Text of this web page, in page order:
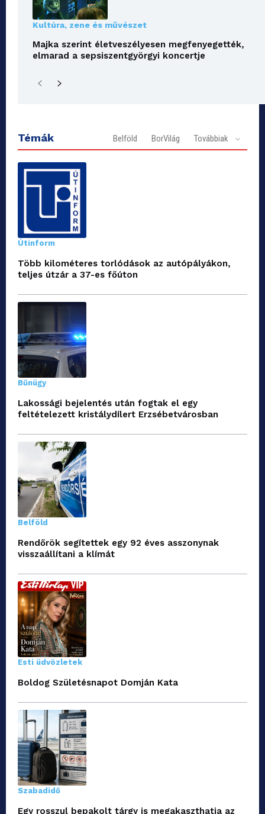
Kultúra, zene és művészet
Majka szerint életveszélyesen megfenyegették,
elmarad a sepsiszentgyörgyi koncertje
Témák Belföld BorVilág Továbbiak
Útinform
Több kilométeres torlódások az autópályákon,
teljes útzár a 37-es főúton
Bűnügy
Lakossági bejelentés után fogtak el egy
feltételezett kristálydílert Erzsébetvárosban
Belföld
Rendőrök segítettek egy 92 éves asszonynak
visszaállítani a klímát
Esti üdvözletek
Boldog Születésnapot Domján Kata
Szabadidő
Egy rosszul bepakolt tárgy is megakaszthatja az